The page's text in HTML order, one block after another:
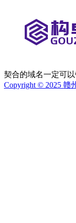
契合的域名一定可
Copyright © 2025 赣